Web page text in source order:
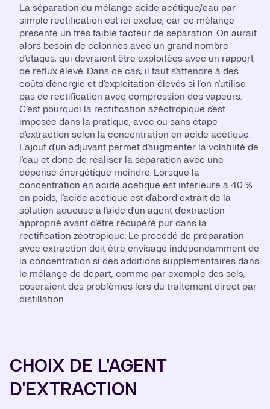
La séparation du mélange acide acétique/eau par
simple rectification est ici exclue, car ce mélange
présente un très faible facteur de séparation. On aurait
alors besoin de colonnes avec un grand nombre
d'étages, qui devraient être exploitées avec un rapport
de reflux élevé. Dans ce cas, il faut s'attendre à des
coûts d'énergie et d'exploitation élevés si l'on n'utilise
pas de rectification avec compression des vapeurs.
C'est pourquoi la rectification azéotropique s'est
imposée dans la pratique, avec ou sans étape
d'extraction selon la concentration en acide acétique.
L'ajout d'un adjuvant permet d'augmenter la volatilité de
l'eau et donc de réaliser la séparation avec une
dépense énergétique moindre. Lorsque la
concentration en acide acétique est inférieure à 40 %
en poids, l'acide acétique est d'abord extrait de la
solution aqueuse à l'aide d'un agent d'extraction
approprié avant d'être récupéré pur dans la
rectification zéotropique. Le procédé de préparation
avec extraction doit être envisagé indépendamment de
la concentration si des additions supplémentaires dans
le mélange de départ, comme par exemple des sels,
poseraient des problèmes lors du traitement direct par
distillation.
CHOIX DE L'AGENT
D'EXTRACTION